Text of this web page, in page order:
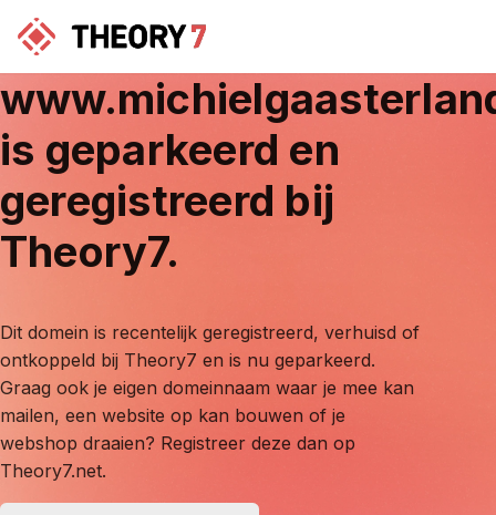
is geparkeerd en
geregistreerd bij
Theory7.
Dit domein is recentelijk geregistreerd, verhuisd of
ontkoppeld bij Theory7 en is nu geparkeerd.
Graag ook je eigen domeinnaam waar je mee kan
mailen, een website op kan bouwen of je
webshop draaien? Registreer deze dan op
Theory7.net.